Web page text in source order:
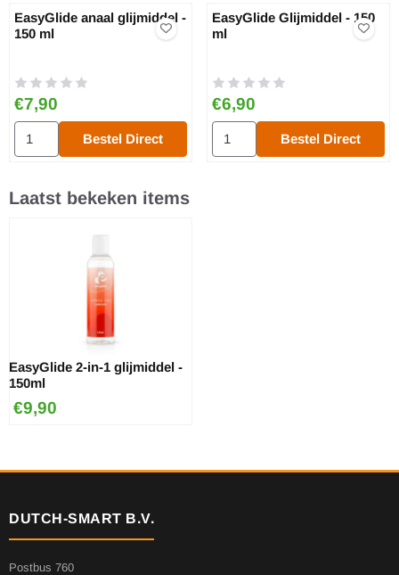
EasyGlide anaal glijmiddel -
150 ml
Prijs: 7,90
€7,90
Aantal kiezen voor EasyGlide anaal glijmiddel - 150 ml
Bestel Direct
EasyGlide Glijmiddel - 150
ml
Prijs: 6,90
€6,90
Aantal kiezen voor EasyGlide
Bestel Direct
Laatst bekeken items
EasyGlide 2-in-1 glijmiddel -
150ml
€9,90
DUTCH-SMART B.V.
Postbus 760